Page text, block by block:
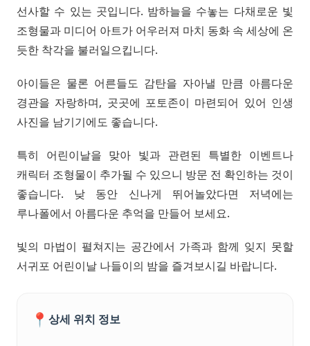
선사할 수 있는 곳입니다. 밤하늘을 수놓는 다채로운 빛
조형물과 미디어 아트가 어우러져 마치 동화 속 세상에 온
듯한 착각을 불러일으킵니다.
아이들은 물론 어른들도 감탄을 자아낼 만큼 아름다운
경관을 자랑하며, 곳곳에 포토존이 마련되어 있어 인생
사진을 남기기에도 좋습니다.
특히 어린이날을 맞아 빛과 관련된 특별한 이벤트나
캐릭터 조형물이 추가될 수 있으니 방문 전 확인하는 것이
좋습니다. 낮 동안 신나게 뛰어놀았다면 저녁에는
루나폴에서 아름다운 추억을 만들어 보세요.
빛의 마법이 펼쳐지는 공간에서 가족과 함께 잊지 못할
서귀포 어린이날 나들이의 밤을 즐겨보시길 바랍니다.
📍 상세 위치 정보